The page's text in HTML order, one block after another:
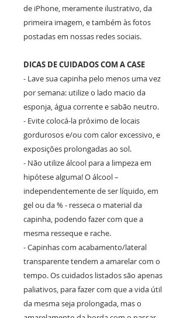
de iPhone, meramente ilustrativo, da
primeira imagem, e também às fotos
postadas em nossas redes sociais.
DICAS DE CUIDADOS COM A CASE
- Lave sua capinha pelo menos uma vez
por semana: utilize o lado macio da
esponja, água corrente e sabão neutro.
- Evite colocá-la próximo de locais
gordurosos e/ou com calor excessivo, e
exposições prolongadas ao sol.
- Não utilize álcool para a limpeza em
hipótese alguma! O álcool –
independentemente de ser líquido, em
gel ou da % - resseca o material da
capinha, podendo fazer com que a
mesma resseque e rache.
- Capinhas com acabamento/lateral
transparente tendem a amarelar com o
tempo. Os cuidados listados são apenas
paliativos, para fazer com que a vida útil
da mesma seja prolongada, mas o